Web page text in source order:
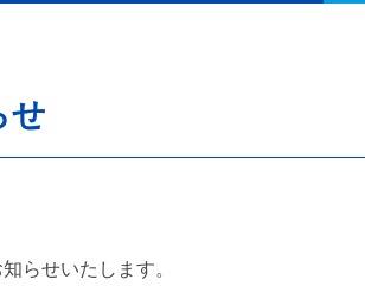
せ
らせいたします。